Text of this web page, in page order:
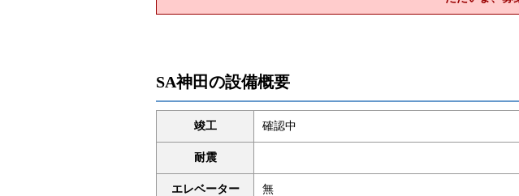
SA神田の設備概要
竣工 確認中
耐震
エレベーター 無